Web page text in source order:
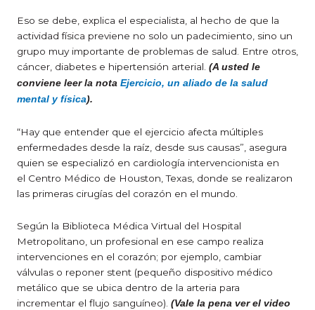
Eso se debe, explica el especialista, al hecho de que la
actividad física previene no solo un padecimiento, sino un
grupo muy importante de problemas de salud. Entre otros,
cáncer, diabetes e hipertensión arterial. (A usted le
conviene leer la nota Ejercicio, un aliado de la salud
mental y física).
“Hay que entender que el ejercicio afecta múltiples
enfermedades desde la raíz, desde sus causas”, asegura
quien se especializó en cardiología intervencionista en
el Centro Médico de Houston, Texas, donde se realizaron
las primeras cirugías del corazón en el mundo.
Según la Biblioteca Médica Virtual del Hospital
Metropolitano, un profesional en ese campo realiza
intervenciones en el corazón; por ejemplo, cambiar
válvulas o reponer stent (pequeño dispositivo médico
metálico que se ubica dentro de la arteria para
incrementar el flujo sanguíneo). (Vale la pena ver el video